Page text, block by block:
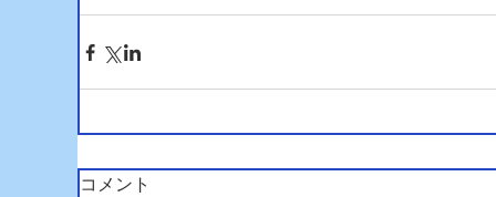
コメント